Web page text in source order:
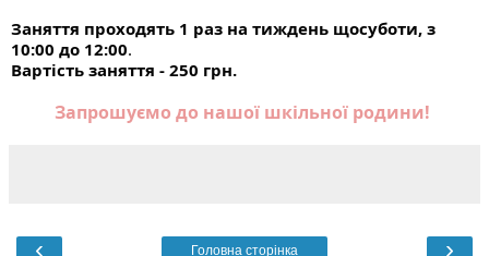
Заняття проходять 1 раз на тиждень щосуботи, з
10:00 до 12:00.
Вартість заняття - 250 грн.
Запрошуємо до нашої шкільної родини!
‹ ›
Головна сторінка